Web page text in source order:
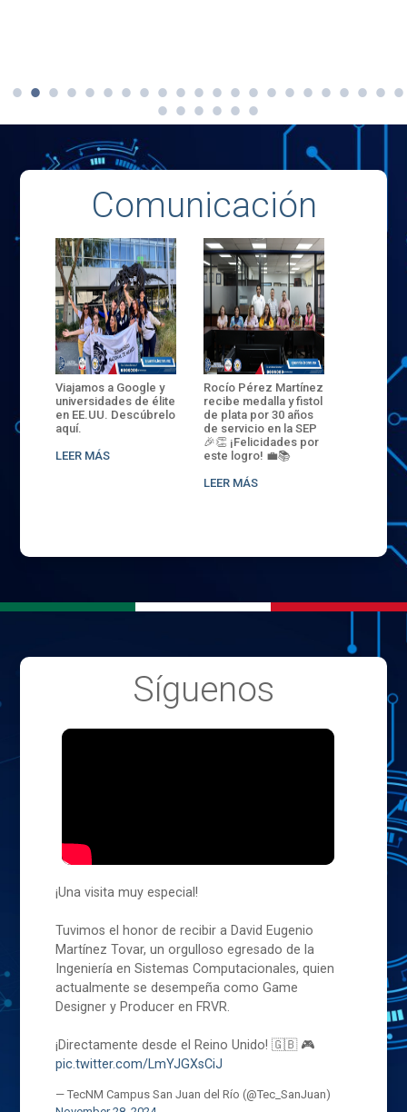
Comunicación
Viajamos a Google y
universidades de élite
en EE.UU. Descúbrelo
aquí.
LEER MÁS
Rocío Pérez Martínez
recibe medalla y fistol
de plata por 30 años
de servicio en la SEP
🎉👏 ¡Felicidades por
este logro! 💼📚
LEER MÁS
ENECB-
del
batalla.
32
sede
Síguenos
¡Una visita muy especial!
Tuvimos el honor de recibir a David Eugenio
Martínez Tovar, un orgulloso egresado de la
Ingeniería en Sistemas Computacionales, quien
actualmente se desempeña como Game
Designer y Producer en FRVR.
¡Directamente desde el Reino Unido! 🇬🇧 🎮
pic.twitter.com/LmYJGXsCiJ
— TecNM Campus San Juan del Río (@Tec_SanJuan)